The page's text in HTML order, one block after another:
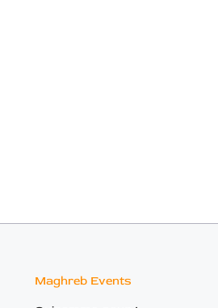
Maghreb Events